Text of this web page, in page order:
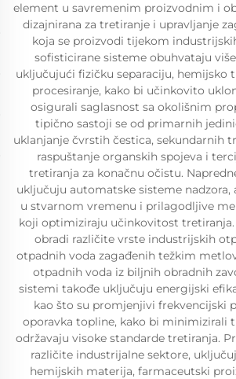
element u savremenim proizvodnim i
dizajnirana za tretiranje i upravljanje
koja se proizvodi tijekom
sofisticirane sisteme obuhvataju
uključujući fizičku separaciju, hemijsko
procesiranje, kako bi učinkovito
osigurali saglasnost sa okolišnim
tipično sastoji se od primarnih
uklanjanje čvrstih čestica, sekundarnih
raspuštanje organskih spojeva i
tretiranja za konačnu očistu.
uključuju automatske sisteme nadzora,
u stvarnom vremenu i prilagodljive
koji optimiziraju učinkovitost tretiranja.
obradi različite vrste industrijskih
otpadnih voda zagađenih težkim
otpadnih voda iz biljnih obradnih
sistemi takođe uključuju energijski
kao što su promjenjivi frekvencijski
oporavka topline, kako bi minimizirali
održavaju visoke standarde tretiranja.
različite industrijalne sektore,
hemijskih materija, farmaceutski